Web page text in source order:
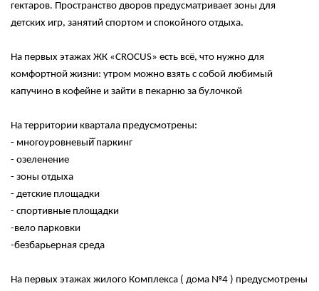
гектаров. Пространство дворов предусматривает зоны для
детских игр, занятий спортом и спокойного отдыха.
На первых этажах ЖК «CROCUS» есть всё, что нужно для
комфортной жизни: утром можно взять с собой любимый
капучино в кофейне и зайти в пекарню за булочкой
На территории квартала предусмотрены:
- многоуровневый̆ паркинг
- озеленение
- зоны отдыха
- детские площадки
- спортивные площадки
-вело парковки
-безбарьерная среда
На первых этажах жилого Комплекса ( дома №4 ) предусмотрены